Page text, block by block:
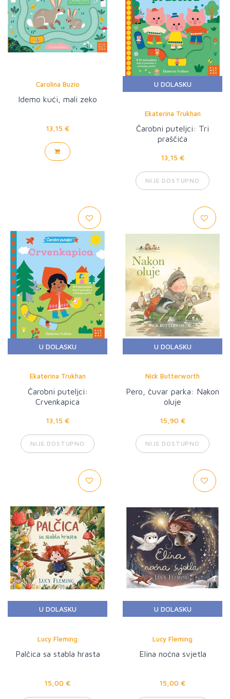
Carolina Buzio
Idemo kući, mali zeko
13,15 €
U DOLASKU
Ekaterina Trukhan
Čarobni puteljci: Tri
praščića
13,15 €
NIJE DOSTUPNO
U DOLASKU
Ekaterina Trukhan
Čarobni puteljci:
Crvenkapica
13,15 €
NIJE DOSTUPNO
U DOLASKU
Nick Butterworth
Pero, čuvar parka: Nakon
oluje
15,90 €
NIJE DOSTUPNO
U DOLASKU
Lucy Fleming
Palčica sa stabla hrasta
15,00 €
U DOLASKU
Lucy Fleming
Elina noćna svjetla
15,00 €